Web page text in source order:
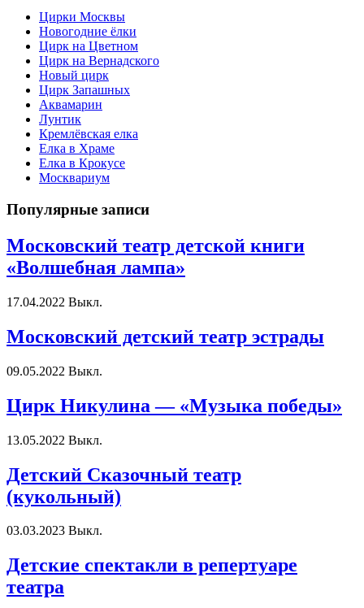
Цирки Москвы
Новогодние ёлки
Цирк на Цветном
Цирк на Вернадского
Новый цирк
Цирк Запашных
Аквамарин
Лунтик
Кремлёвская елка
Елка в Храме
Елка в Крокусе
Москвариум
Популярные записи
Московский театр детской книги
«Волшебная лампа»
17.04.2022 Выкл.
Московский детский театр эстрады
09.05.2022 Выкл.
Цирк Никулина — «Музыка победы»
13.05.2022 Выкл.
Детский Сказочный театр
(кукольный)
03.03.2023 Выкл.
Детские спектакли в репертуаре
театра